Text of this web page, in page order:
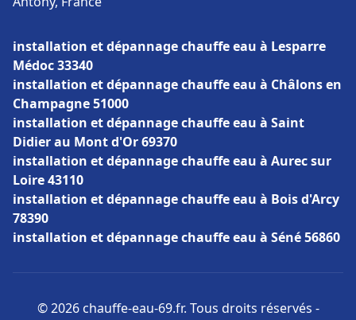
installation et dépannage chauffe eau à Lesparre
Médoc 33340
installation et dépannage chauffe eau à Châlons en
Champagne 51000
installation et dépannage chauffe eau à Saint
Didier au Mont d'Or 69370
installation et dépannage chauffe eau à Aurec sur
Loire 43110
installation et dépannage chauffe eau à Bois d'Arcy
78390
installation et dépannage chauffe eau à Séné 56860
© 2026 chauffe-eau-69.fr. Tous droits réservés -